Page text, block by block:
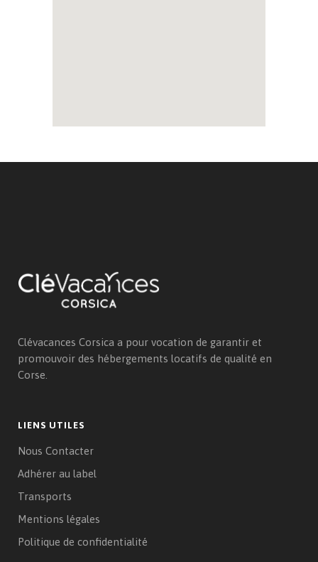
Clévacances Corsica a pour vocation de garantir et
promouvoir des hébergements locatifs de qualité en
Corse.
LIENS UTILES
Nous Contacter
Adhérer au label
Transports
Mentions légales
Politique de confidentialité